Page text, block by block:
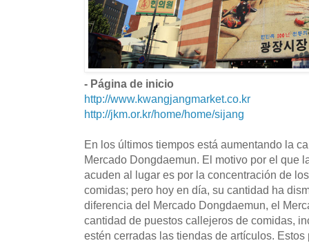
- Página de inicio
http://www.kwangjangmarket.co.kr
http://jkm.or.kr/home/home/sijang
En los últimos tiempos está aumentando la
Mercado Dongdaemun. El motivo por el que
acuden al lugar es por la concentración de
comidas; pero hoy en día, su cantidad ha
diferencia del Mercado Dongdaemun, el
cantidad de puestos callejeros de comidas,
estén cerradas las tiendas de artículos.